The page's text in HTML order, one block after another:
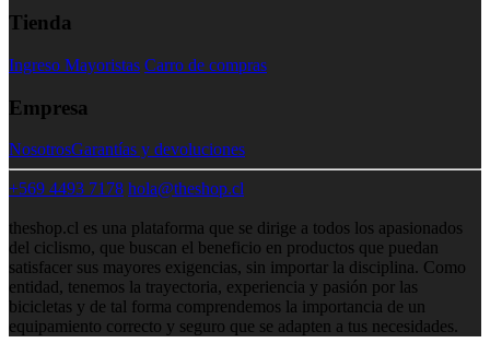
Tienda
Ingreso Mayoristas Carro de compras
Empresa
NosotrosGarantías y devoluciones
+569 4493 7178 hola@theshop.cl
theshop.cl es una plataforma que se dirige a todos los apasionados
del ciclismo, que buscan el beneficio en productos que puedan
satisfacer sus mayores exigencias, sin importar la disciplina. Como
entidad, tenemos la trayectoria, experiencia y pasión por las
bicicletas y de tal forma comprendemos la importancia de un
equipamiento correcto y seguro que se adapten a tus necesidades.